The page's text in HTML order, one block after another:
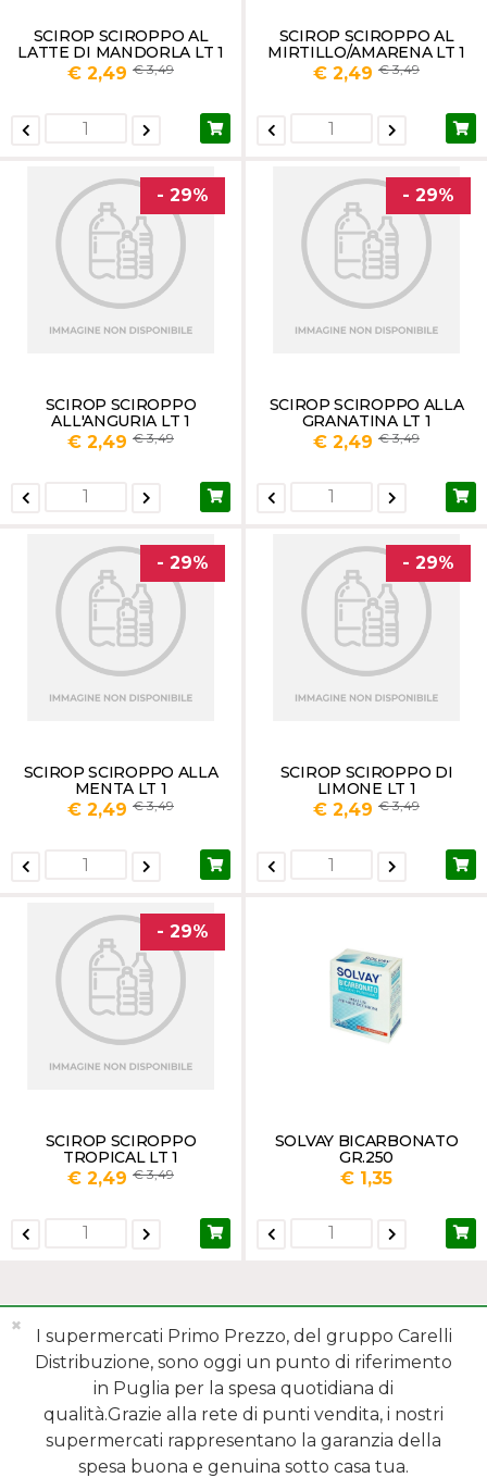
SCIROP SCIROPPO AL
LATTE DI MANDORLA LT 1
€ 2,49 3,49
SCIROP SCIROPPO AL
MIRTILLO/AMARENA LT 1
€ 2,49 3,49
- 29%
SCIROP SCIROPPO
ALL'ANGURIA LT 1
€ 2,49 3,49
- 29%
SCIROP SCIROPPO ALLA
GRANATINA LT 1
€ 2,49 3,49
- 29%
SCIROP SCIROPPO ALLA
MENTA LT 1
€ 2,49 3,49
- 29%
SCIROP SCIROPPO DI
LIMONE LT 1
€ 2,49 3,49
- 29%
SCIROP SCIROPPO
TROPICAL LT 1
€ 2,49 3,49
SOLVAY BICARBONATO
GR.250
€ 1,35
MENÙ
I supermercati Primo Prezzo, del gruppo Carelli
Distribuzione, sono oggi un punto di riferimento
in Puglia per la spesa quotidiana di
qualità.Grazie alla rete di punti vendita, i nostri
supermercati rappresentano la garanzia della
spesa buona e genuina sotto casa tua.
✖